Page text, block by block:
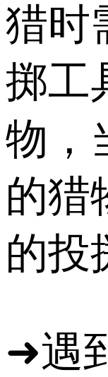
猎时
掷工
物，
的猎
的投
➜遇